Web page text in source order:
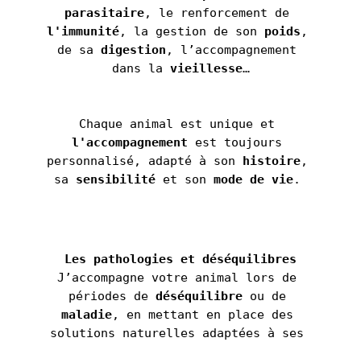
parasitaire
l'immunité, la gestion de son poids ,
de sa digestion , l’accompagnement
dans la vieillesse…
l'accompagnement est toujours
personnalisé, adapté à son
histoire,
sa sensibilité et son mode de vie.
Les pathologies et déséquilibres
J’accompagne votre animal lors de
périodes de déséquilibre
ou de
maladie, en mettant en place des
solutions naturelles adaptées à ses